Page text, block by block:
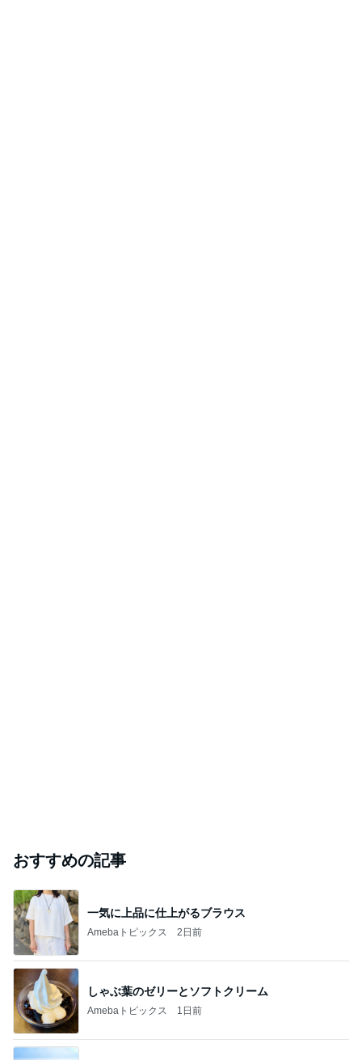
おすすめの記事
一気に上品に仕上がるブラウス
Amebaトピックス 2日前
しゃぶ葉のゼリーとソフトクリーム
Amebaトピックス 1日前